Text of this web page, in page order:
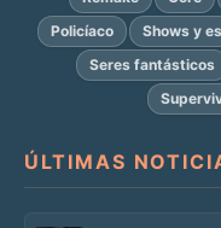
Policíaco
Shows y
Seres fantásticos
ÚLTIMAS